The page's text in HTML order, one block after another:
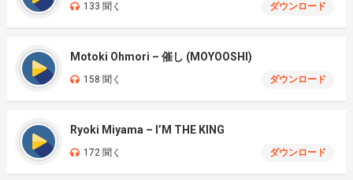
133 聞く ダウンロード
Motoki Ohmori – 催し (MOYOOSHI)
158 聞く ダウンロード
Ryoki Miyama – I’M THE KING
172 聞く ダウンロード